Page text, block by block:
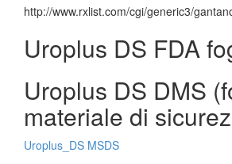
http://www.rxlist.com/cgi/generic3/
Uroplus DS FDA
Uroplus DS DMS
materiale di
Uroplus_DS MSDS